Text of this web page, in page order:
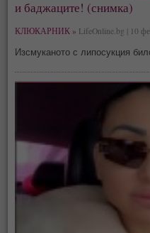
и баджаците! (снимка)
КЛЮКАРНИК » LifeOnline.bg | 10
Изсмуканото с липосукция